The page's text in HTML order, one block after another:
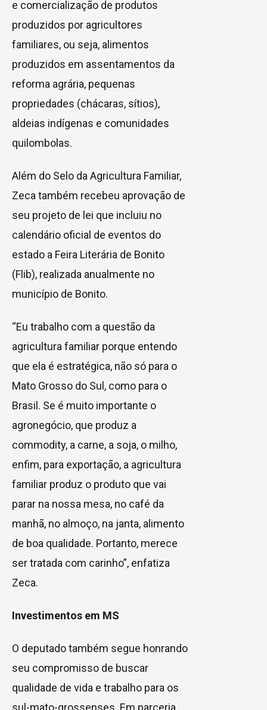
e comercialização de produtos
produzidos por agricultores
familiares, ou seja, alimentos
produzidos em assentamentos da
reforma agrária, pequenas
propriedades (chácaras, sítios),
aldeias indígenas e comunidades
quilombolas.
Além do Selo da Agricultura Familiar,
Zeca também recebeu aprovação de
seu projeto de lei que incluiu no
calendário oficial de eventos do
estado a Feira Literária de Bonito
(Flib), realizada anualmente no
município de Bonito.
“Eu trabalho com a questão da
agricultura familiar porque entendo
que ela é estratégica, não só para o
Mato Grosso do Sul, como para o
Brasil. Se é muito importante o
agronegócio, que produz a
commodity, a carne, a soja, o milho,
enfim, para exportação, a agricultura
familiar produz o produto que vai
parar na nossa mesa, no café da
manhã, no almoço, na janta, alimento
de boa qualidade. Portanto, merece
ser tratada com carinho”, enfatiza
Zeca.
Investimentos em MS
O deputado também segue honrando
seu compromisso de buscar
qualidade de vida e trabalho para os
sul-mato-grossenses. Em parceria